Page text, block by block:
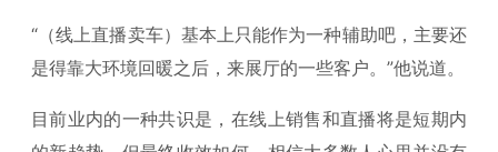
“（线上直播卖车）基本上只能作为一种辅助吧，主要还
是得靠大环境回暖之后，来展厅的一些客户。”他说道。
目前业内的一种共识是，在线上销售和直播将是短期内